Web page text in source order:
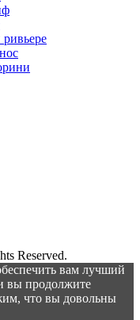
Reserved.
вам лучший
вы продолжите
что вы довольны